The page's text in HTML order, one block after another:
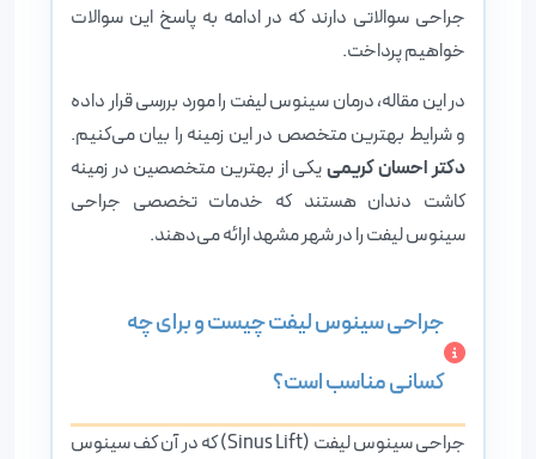
جراحی سوالاتی دارند که در ادامه به پاسخ این سوالات
خواهیم پرداخت.
در این مقاله، درمان سینوس لیفت را مورد بررسی قرار داده
و شرایط بهترین متخصص در این زمینه را بیان می‌کنیم.
دکتر احسان کریمییکی از بهترین متخصصین در زمینه
کاشت دندان هستند که خدمات تخصصی جراحی
سینوس لیفت را در شهر مشهد ارائه می‌دهند.
جراحی سینوس لیفت چیست و برای چه
کسانی مناسب است؟
جراحی سینوس لیفت (Sinus Lift) که در آن کف سینوس